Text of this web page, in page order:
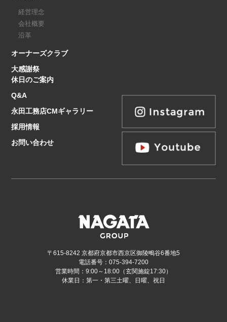
経営理念
会社概要
沿革
オーナーズクラブ
大感謝祭
休日のご案内
Q&A
永田工務店CMギャラリー
採用情報
お問い合わせ
〒615-8242 京都府京都市西京区御陵鴫谷6番地5
電話番号：075-394-7200
営業時間：9:00～18:00（玄関施錠17:30）
休業日：第一・第三土曜、日曜、祝日